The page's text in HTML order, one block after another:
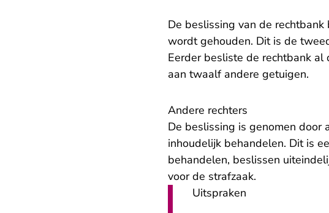
De beslissing van de
wordt gehouden. Dit is de
Eerder besliste de rechtbank
aan twaalf andere getuigen.
​​Andere rechters
De beslissing is genomen door
inhoudelijk behandelen. Dit is
behandelen, beslissen
voor de strafzaak.
Uitspraken